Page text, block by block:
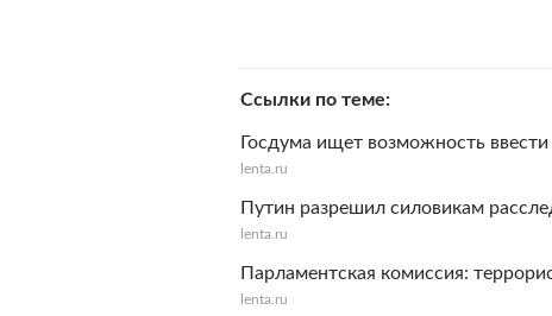
Ссылки по теме
Госдума ищет возможность
lenta.ru
Путин разрешил силовикам
lenta.ru
Парламентская комиссия:
lenta.ru